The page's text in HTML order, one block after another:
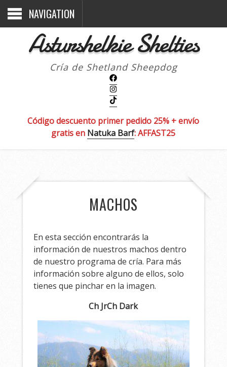
NAVIGATION
Asturshelkie Shelties
Cría de Shetland Sheepdog
Código descuento primer pedido 25% + envío
gratis en Natuka Barf: AFFAST25
MACHOS
En esta sección encontrarás la
información de nuestros machos dentro
de nuestro programa de cría. Para más
información sobre alguno de ellos, solo
tienes que pinchar en la imagen.
Ch JrCh Dark